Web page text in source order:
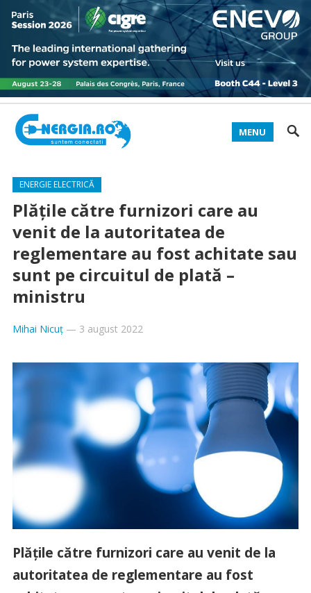
MENU
ENERGIE ELECTRICĂ
Plăţile către furnizori care au
venit de la autoritatea de
reglementare au fost achitate sau
sunt pe circuitul de plată –
ministru
Mihai Nicuț— 3 august 2022
Plăţile către furnizori care au venit de la
autoritatea de reglementare au fost